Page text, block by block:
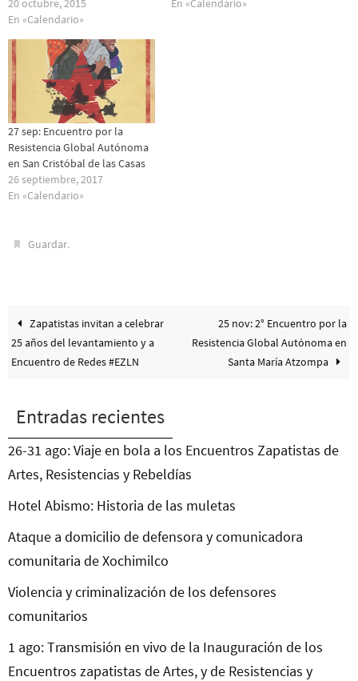
20 octubre, 2015
En «Calendario»
En «Calendario»
27 sep: Encuentro por la
Resistencia Global Autónoma
en San Cristóbal de las Casas
26 septiembre, 2017
En «Calendario»
Guardar.
Zapatistas invitan a celebrar
25 años del levantamiento y a
Encuentro de Redes #EZLN
25 nov: 2° Encuentro por la
Resistencia Global Autónoma en
Santa María Atzompa
Entradas recientes
26-31 ago: Viaje en bola a los Encuentros Zapatistas de
Artes, Resistencias y Rebeldías
Hotel Abismo: Historia de las muletas
Ataque a domicilio de defensora y comunicadora
comunitaria de Xochimilco
Violencia y criminalización de los defensores
comunitarios
1 ago: Transmisión en vivo de la Inauguración de los
Encuentros zapatistas de Artes, y de Resistencias y